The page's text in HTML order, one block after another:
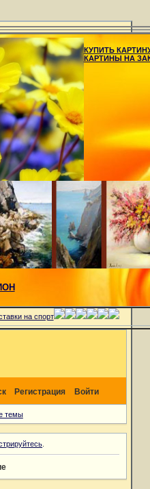
КУПИТЬ
КАРТИНЫ НА
Регистрация Войти
темы